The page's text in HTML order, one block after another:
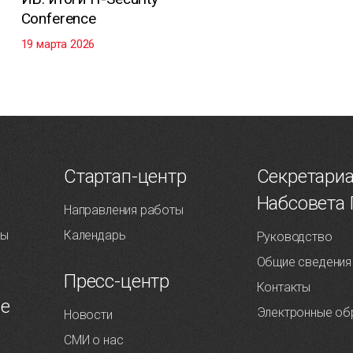
Conference
19 марта 2026
Стартап-центр
Направления работы
Календарь
Пресс-центр
Новости
СМИ о нас
Руководство
Общие сведения
Контакты
Электронные